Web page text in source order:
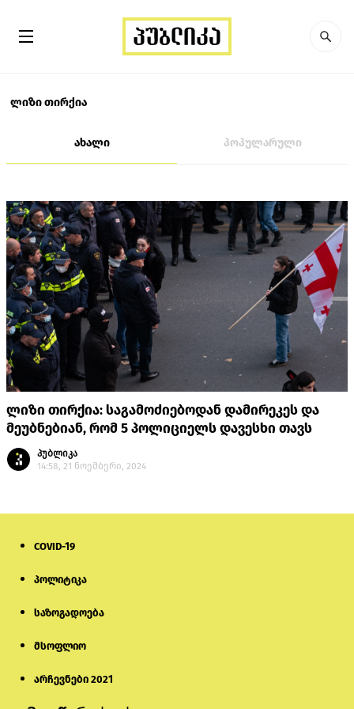
ლიზი თირქია
ახალი პოპულარული
ლიზი თირქია: საგამოძიებოდან დამირეკეს და
მეუბნებიან, რომ 5 პოლიციელს დავესხი თავს
პუბლიკა
14:58, 21 ნოემბერი, 2024
COVID-19
პოლიტიკა
საზოგადოება
მსოფლიო
არჩევნები 2021